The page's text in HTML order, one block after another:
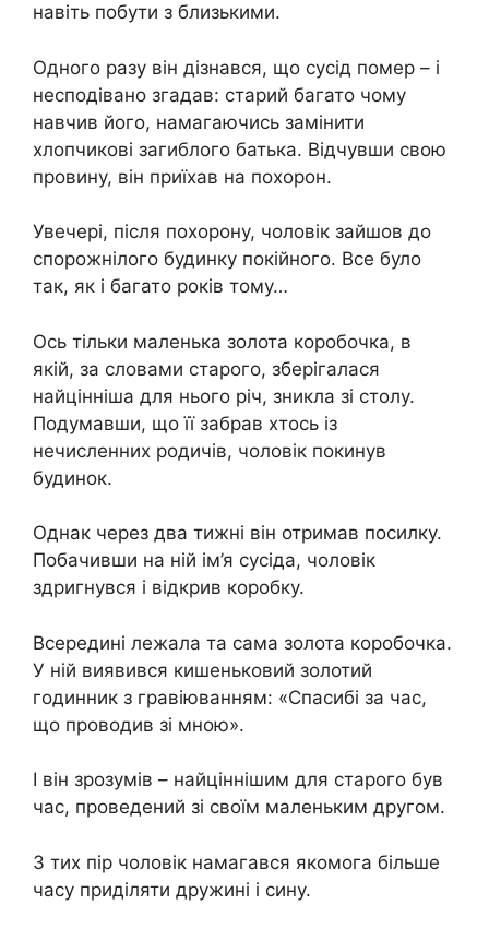
навіть побути з близькими.
Одного разу він дізнався, що сусід помер – і
несподівано згадав: старий багато чому
навчив його, намагаючись замінити
хлопчикові загиблого батька. Відчувши свою
провину, він приїхав на похорон.
Увечері, після похорону, чоловік зайшов до
спорожнілого будинку покійного. Все було
так, як і багато років тому…
Ось тільки маленька золота коробочка, в
якій, за словами старого, зберігалася
найцінніша для нього річ, зникла зі столу.
Подумавши, що її забрав хтось із
нечисленних родичів, чоловік покинув
будинок.
Однак через два тижні він отримав посилку.
Побачивши на ній ім’я сусіда, чоловік
здригнувся і відкрив коробку.
Всередині лежала та сама золота коробочка.
У ній виявився кишеньковий золотий
годинник з гравіюванням: «Спасибі за час,
що проводив зі мною».
І він зрозумів – найціннішим для старого був
час, проведений зі своїм маленьким другом.
З тих пір чоловік намагався якомога більше
часу приділяти дружині і сину.